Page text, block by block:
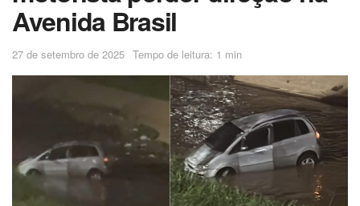
Avenida Brasil
27 de setembro de 2025 Tempo de leitura: 1 min